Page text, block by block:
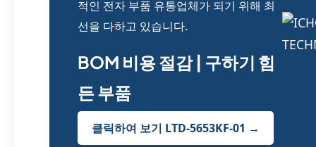
적인 전자 부품 유통업체가 되기 위해 최
선을 다하고 있습니다.
BOM 비용 절감 | 구하기 힘
든 부품
클릭하여 보기 LTD-5653KF-01 →